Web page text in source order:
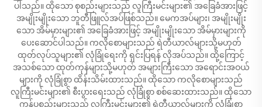
ပါသည်။ ထိုသော စုစည်းများသည် လူကြီးမင်းများ၏ အခြေခံအားဖြင့်
အမျိုးမျိုးသော ဘူတီဖြူလ်အပ်ဖြစ်သည်။ မေကအပ်များ၊ အမျိုးမျိုး
သော အိမ်မှားများ၏ အခြေခံအားဖြင့် အမျိုးမျိုးသော အိမ်မှားများကို
ပေးဆောင်ပါသည်။ ကလိုစောများသည် ရဲတီယာလ်များသို့မဟုတ်
ထုတ်လုပ်သူများ၏ လုံခြုံရေးကို ရှင်းပြရန် လိုအပ်သည်။ ထို့ကြောင့်
အသစ်သော ထုတ်ကုန်များသို့မဟုတ် အများကြီးသော အရောင်းအဝယ်
များကို လုံခြုံစွာ ထိန်းသိမ်းထားသည်။ ထိုသော ကလိုစောများသည်
လူကြီးမင်းများ၏ စီးပွားရေးသည် လုံခြုံစွာ စစ်ဆေးထားသည်။ ထိုသော
ကုန်ပစ္စည်းများသည် လူကြီးမင်းများ၏ ရဲတီယာလ်များကို လုံခြုံစွာ